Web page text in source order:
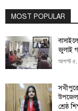
MOST POPULAR
জুলাই
আগস্ট ৫,
শ্রেষ্ঠ